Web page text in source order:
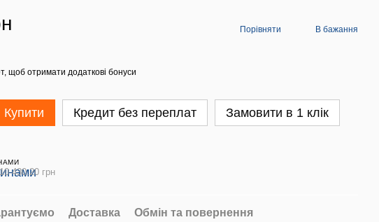
Порівняти В бажання
щоб отримати додаткові бонуси
Купити Кредит без переплат Замовити в 1 клік
430.20 грн
Доставка
Обмін та повернення